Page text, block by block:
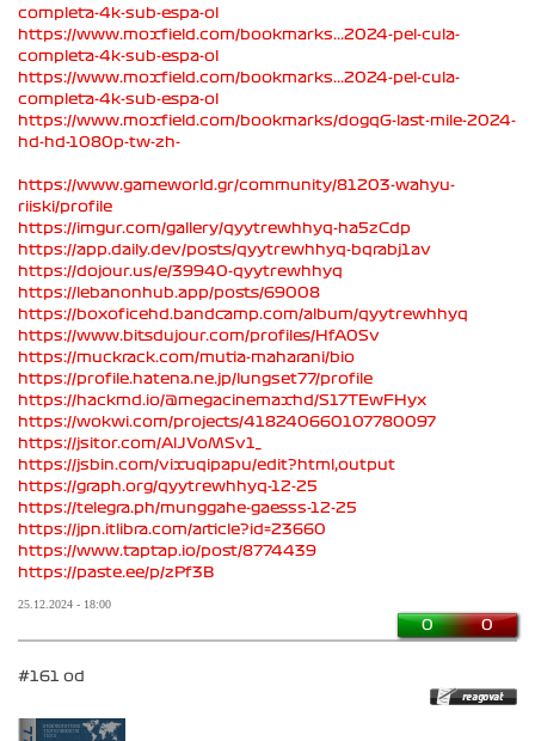
completa-4k-sub-espa-ol
https://www.moxfield.com/bookmarks...2024-pel-cula-
completa-4k-sub-espa-ol
https://www.moxfield.com/bookmarks...2024-pel-cula-
completa-4k-sub-espa-ol
https://www.moxfield.com/bookmarks/dogqG-last-mile-2024-
hd-hd-1080p-tw-zh-
https://www.gameworld.gr/community/81203-wahyu-
riiski/profile
https://imgur.com/gallery/qyytrewhhyq-ha5zCdp
https://app.daily.dev/posts/qyytrewhhyq-bqrabj1av
https://dojour.us/e/39940-qyytrewhhyq
https://lebanonhub.app/posts/69008
https://boxoficehd.bandcamp.com/album/qyytrewhhyq
https://www.bitsdujour.com/profiles/HfA0Sv
https://muckrack.com/mutia-maharani/bio
https://profile.hatena.ne.jp/lungset77/profile
https://hackmd.io/@megacinemaxhd/S17TEwFHyx
https://wokwi.com/projects/418240660107780097
https://jsitor.com/AlJVoMSv1_
https://jsbin.com/vixuqipapu/edit?html,output
https://graph.org/qyytrewhhyq-12-25
https://telegra.ph/munggahe-gaesss-12-25
https://jpn.itlibra.com/article?id=23660
https://www.taptap.io/post/8774439
https://paste.ee/p/zPf3B
25.12.2024 - 18:00
0 0
#161 od